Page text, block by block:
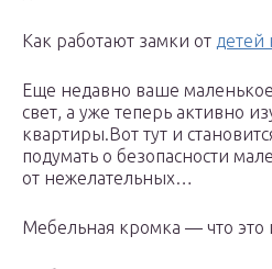
Как работают замки от детей
Еще недавно ваше
свет, а уже теперь активно
квартиры.Вот тут и
подумать о безопасности
от нежелательных…
Мебельная кромка — что это